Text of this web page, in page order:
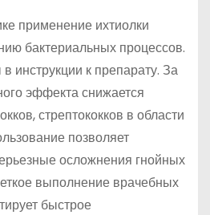
применение ихтиолки
бактериальных процессов.
инструкции к препарату. За
эффекта снижается
стрептококков в области
позволяет
осложнения гнойных
выполнение врачебных
быстрое